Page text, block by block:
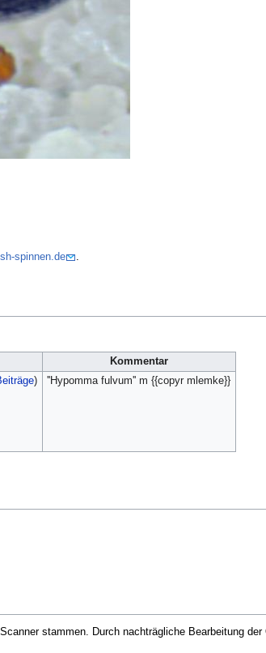
spinnen.de
Kommentar
) ''Hypomma fulvum'' m {{copyr mlemke}}
stammen. Durch nachträgliche Bearbeitung